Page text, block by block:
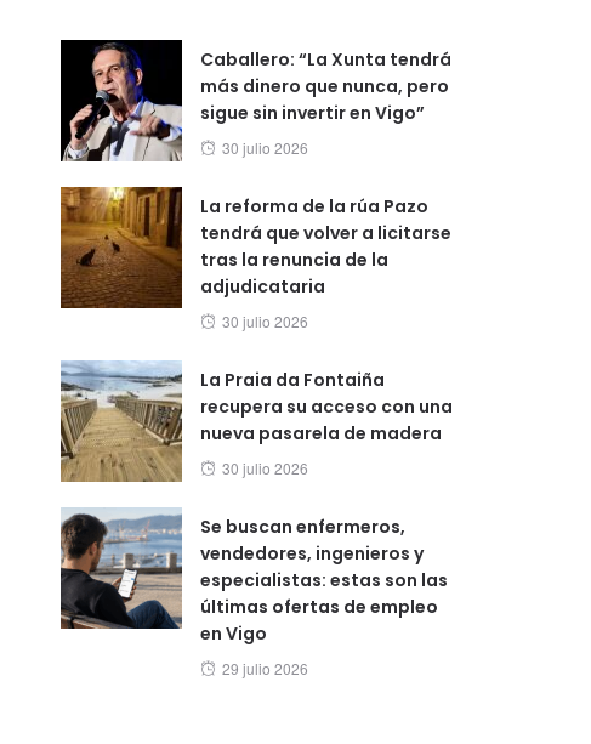
Caballero: “La Xunta tendrá
más dinero que nunca, pero
sigue sin invertir en Vigo”
Posted
30 julio 2026
La reforma de la rúa Pazo
tendrá que volver a licitarse
tras la renuncia de la
adjudicataria
Posted
30 julio 2026
La Praia da Fontaiña
recupera su acceso con una
nueva pasarela de madera
Posted
30 julio 2026
Se buscan enfermeros,
vendedores, ingenieros y
especialistas: estas son las
últimas ofertas de empleo
en Vigo
Posted
29 julio 2026